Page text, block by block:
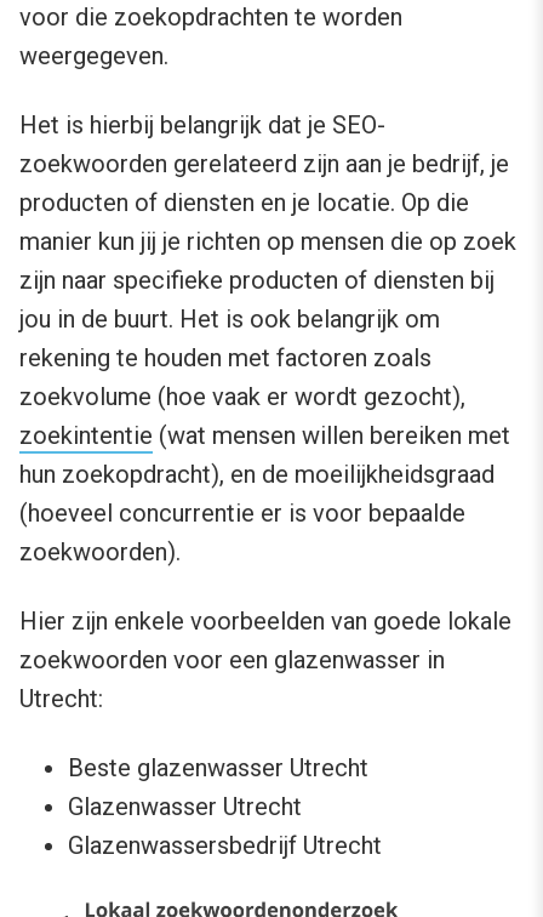
voor die zoekopdrachten te worden
weergegeven.
Het is hierbij belangrijk dat je SEO-
zoekwoorden gerelateerd zijn aan je bedrijf, je
producten of diensten en je locatie. Op die
manier kun jij je richten op mensen die op zoek
zijn naar specifieke producten of diensten bij
jou in de buurt. Het is ook belangrijk om
rekening te houden met factoren zoals
zoekvolume (hoe vaak er wordt gezocht),
zoekintentie (wat mensen willen bereiken met
hun zoekopdracht), en de moeilijkheidsgraad
(hoeveel concurrentie er is voor bepaalde
zoekwoorden).
Hier zijn enkele voorbeelden van goede lokale
zoekwoorden voor een glazenwasser in
Utrecht:
Beste glazenwasser Utrecht
Glazenwasser Utrecht
Glazenwassersbedrijf Utrecht